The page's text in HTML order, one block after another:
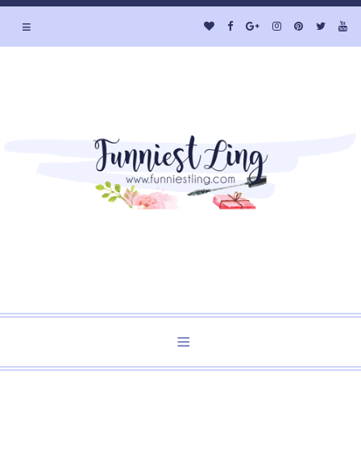
≡
Welcome to Funniest Ling's Personal Blog. A Blog about
≡